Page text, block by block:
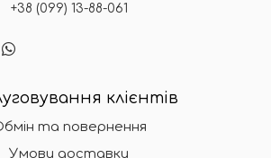
+38 (099) 13-88-061
клієнтів
та повернення
Умови доставки